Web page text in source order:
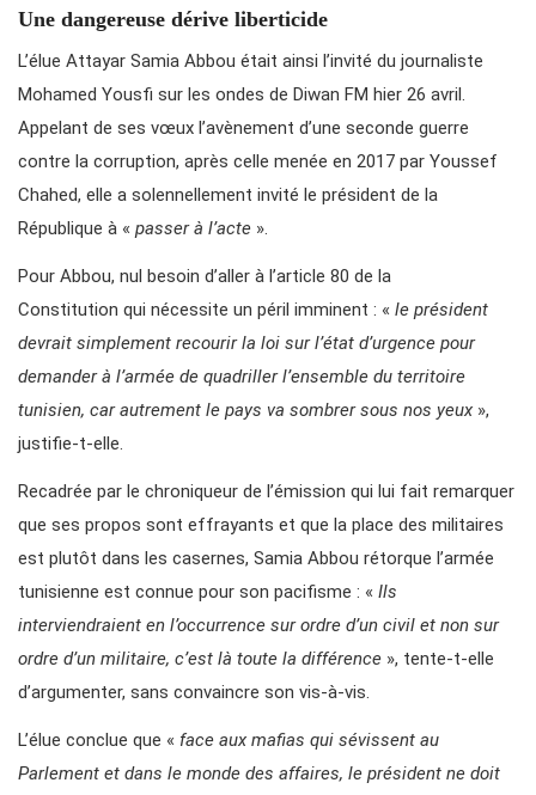
Une dangereuse dérive liberticide
L’élue Attayar Samia Abbou était ainsi l’invité du journaliste
Mohamed Yousfi sur les ondes de Diwan FM hier 26 avril.
Appelant de ses vœux l’avènement d’une seconde guerre
contre la corruption, après celle menée en 2017 par Youssef
Chahed, elle a solennellement invité le président de la
République à « passer à l’acte ».
Pour Abbou, nul besoin d’aller à l’article 80 de la
Constitution qui nécessite un péril imminent : « le président
devrait simplement recourir la loi sur l’état d’urgence pour
demander à l’armée de quadriller l’ensemble du territoire
tunisien, car autrement le pays va sombrer sous nos yeux »,
justifie-t-elle.
Recadrée par le chroniqueur de l’émission qui lui fait remarquer
que ses propos sont effrayants et que la place des militaires
est plutôt dans les casernes, Samia Abbou rétorque l’armée
tunisienne est connue pour son pacifisme : « Ils
interviendraient en l’occurrence sur ordre d’un civil et non sur
ordre d’un militaire, c’est là toute la différence », tente-t-elle
d’argumenter, sans convaincre son vis-à-vis.
L’élue conclue que « face aux mafias qui sévissent au
Parlement et dans le monde des affaires, le président ne doit